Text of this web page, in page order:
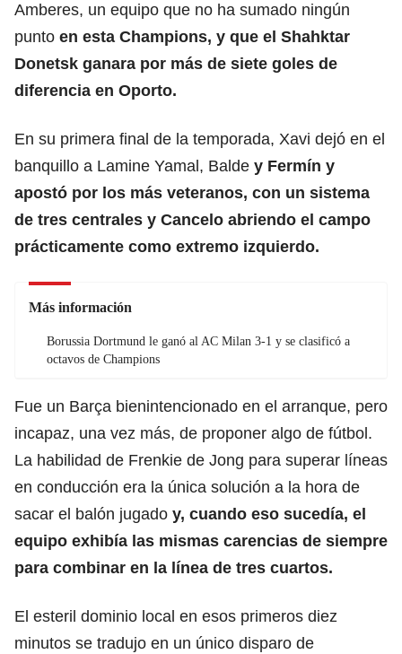
Amberes, un equipo que no ha sumado ningún
punto en esta Champions, y que el Shahktar
Donetsk ganara por más de siete goles de
diferencia en Oporto.
En su primera final de la temporada, Xavi dejó en el
banquillo a Lamine Yamal, Balde y Fermín y
apostó por los más veteranos, con un sistema
de tres centrales y Cancelo abriendo el campo
prácticamente como extremo izquierdo.
Más información
Borussia Dortmund le ganó al AC Milan 3-1 y se clasificó a
octavos de Champions
Fue un Barça bienintencionado en el arranque, pero
incapaz, una vez más, de proponer algo de fútbol.
La habilidad de Frenkie de Jong para superar líneas
en conducción era la única solución a la hora de
sacar el balón jugado y, cuando eso sucedía, el
equipo exhibía las mismas carencias de siempre
para combinar en la línea de tres cuartos.
El esteril dominio local en esos primeros diez
minutos se tradujo en un único disparo de